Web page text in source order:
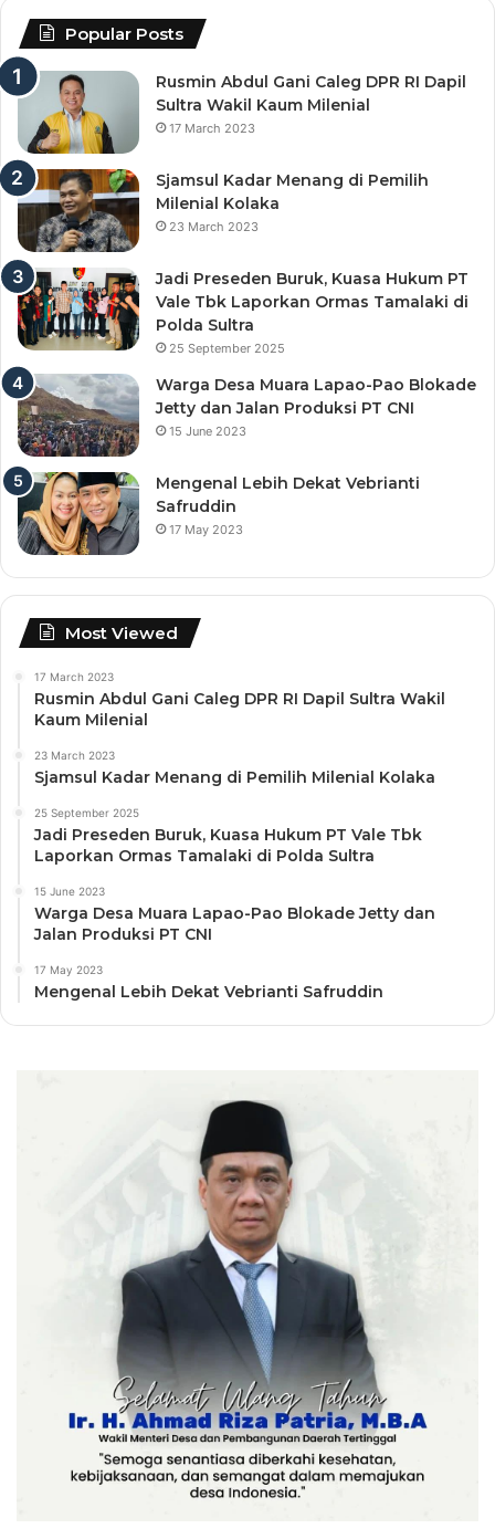
Popular Posts
Rusmin Abdul Gani Caleg DPR RI Dapil
Sultra Wakil Kaum Milenial
17 March 2023
Sjamsul Kadar Menang di Pemilih
Milenial Kolaka
23 March 2023
Jadi Preseden Buruk, Kuasa Hukum PT
Vale Tbk Laporkan Ormas Tamalaki di
Polda Sultra
25 September 2025
Warga Desa Muara Lapao-Pao Blokade
Jetty dan Jalan Produksi PT CNI
15 June 2023
Mengenal Lebih Dekat Vebrianti
Safruddin
17 May 2023
Most Viewed
17 March 2023
Rusmin Abdul Gani Caleg DPR RI Dapil Sultra Wakil
Kaum Milenial
23 March 2023
Sjamsul Kadar Menang di Pemilih Milenial Kolaka
25 September 2025
Jadi Preseden Buruk, Kuasa Hukum PT Vale Tbk
Laporkan Ormas Tamalaki di Polda Sultra
15 June 2023
Warga Desa Muara Lapao-Pao Blokade Jetty dan
Jalan Produksi PT CNI
17 May 2023
Mengenal Lebih Dekat Vebrianti Safruddin